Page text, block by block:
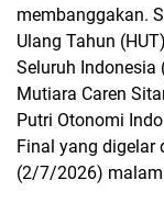
membanggakan.
Ulang Tahun
Seluruh Indonesia
Mutiara Caren
Putri Otonomi
Final yang digelar
(2/7/2026)